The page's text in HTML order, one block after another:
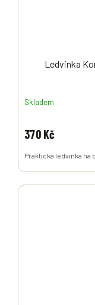
Ledvinka
Skladem
370 Kč
Praktická ledvinka na